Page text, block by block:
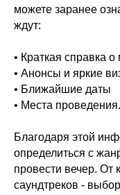
можете заранее
ждут:
• Краткая справка о
• Анонсы и яркие
• Ближайшие даты
• Места проведения.
Благодаря этой
определиться с
провести вечер. От
саундтреков -